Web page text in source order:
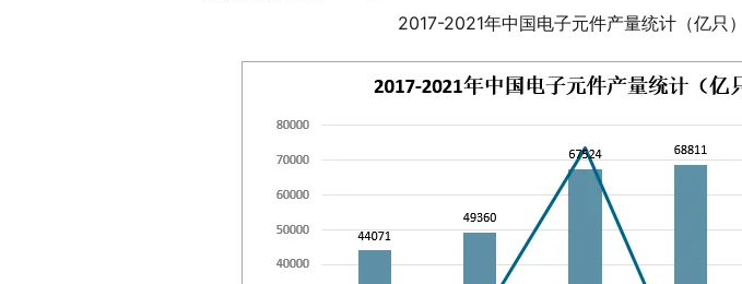
2017-2021年中国电子元件产量统计（亿只）